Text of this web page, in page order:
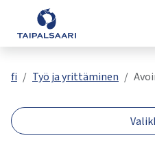
Siirry pääsisältöön
Palaute
Yhteystiedot
Valitse
oleva
ylös-
ja
Asuminen ja rakentaminen
Opetus ja kasvatus
Hyvinvointi ja terveys
fi Työ ja yrittäminen